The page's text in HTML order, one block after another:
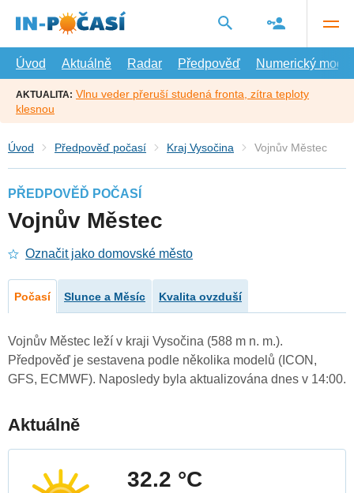
hlavní
Úvod
Aktuálně Radar Předpověď Numerický model
AKTUALITA: Vlnu veder přeruší studená fronta, zítra teploty
klesnou
Úvod Předpověď počasí Kraj Vysočina Vojnův Městec
PŘEDPOVĚĎ POČASÍ
Vojnův Městec
Označit jako domovské město
Počasí Slunce a Měsíc Kvalita ovzduší
Vojnův Městec leží v kraji Vysočina (588 m n. m.).
Předpověď je sestavena podle několika modelů (ICON,
GFS, ECMWF). Naposledy byla aktualizována dnes v 14:00.
Aktuálně
32.2 °C